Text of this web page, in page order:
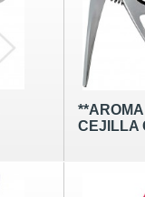
CEJILLA